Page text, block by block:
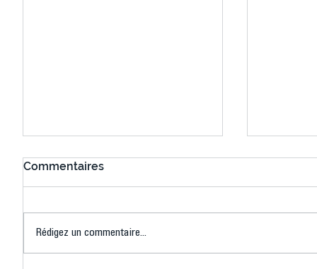
Commentaires
Rédigez un commentaire...